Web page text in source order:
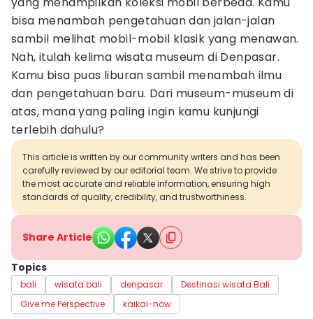
bisa menambah pengetahuan dan jalan-jalan
sambil melihat mobil-mobil klasik yang menawan.
Nah, itulah kelima wisata museum di Denpasar.
Kamu bisa puas liburan sambil menambah ilmu
dan pengetahuan baru. Dari museum-museum di
atas, mana yang paling ingin kamu kunjungi
terlebih dahulu?
This article is written by our community writers and has been
carefully reviewed by our editorial team. We strive to provide
the most accurate and reliable information, ensuring high
standards of quality, credibility, and trustworthiness.
Share Article
Topics
bali wisata bali denpasar
Destinasi wisata Bali
Give me Perspective
kaikai-now